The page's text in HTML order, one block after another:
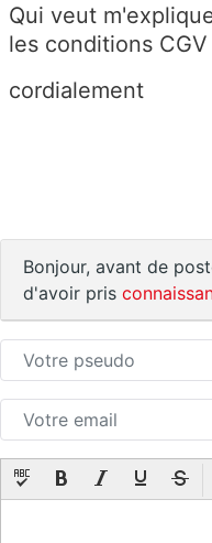
Qui veut
les conditions CGV
cordialement
Bonjour, avant de
d'avoir pris